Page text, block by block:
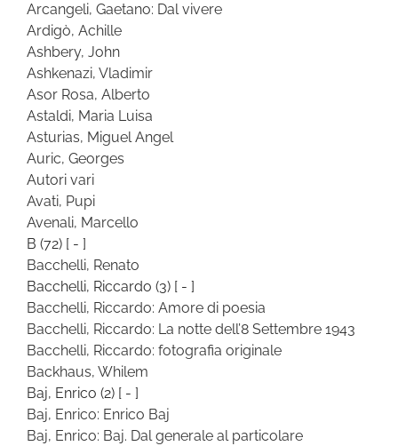
Arcangeli, Gaetano: Dal vivere
Ardigò, Achille
Ashbery, John
Ashkenazi, Vladimir
Asor Rosa, Alberto
Astaldi, Maria Luisa
Asturias, Miguel Angel
Auric, Georges
Autori vari
Avati, Pupi
Avenali, Marcello
B (72) [ - ]
Bacchelli, Renato
Bacchelli, Riccardo (3) [ - ]
Bacchelli, Riccardo: Amore di poesia
Bacchelli, Riccardo: La notte dell’8 Settembre 1943
Bacchelli, Riccardo: fotografia originale
Backhaus, Whilem
Baj, Enrico (2) [ - ]
Baj, Enrico: Enrico Baj
Baj, Enrico: Baj. Dal generale al particolare